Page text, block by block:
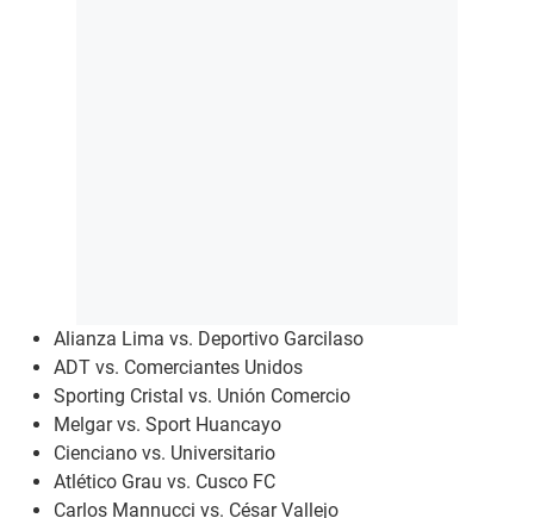
Alianza Lima vs. Deportivo Garcilaso
ADT vs. Comerciantes Unidos
Sporting Cristal vs. Unión Comercio
Melgar vs. Sport Huancayo
Cienciano vs. Universitario
Atlético Grau vs. Cusco FC
Carlos Mannucci vs. César Vallejo